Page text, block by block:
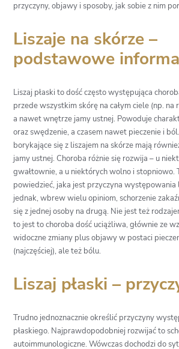
przyczyny, objawy i sposoby, jak sobie z nim
Liszaje na skórze –
podstawowe
Liszaj płaski to dość często występująca
przede wszystkim skórę na całym ciele (np. na
a nawet wnętrze jamy ustnej. Powoduje
oraz swędzenie, a czasem nawet pieczenie i
borykające się z liszajem na skórze mają
jamy ustnej. Choroba różnie się rozwija – u
gwałtownie, a u niektórych wolno i stopniowo.
powiedzieć, jaka jest przyczyna występowania
jednak, wbrew wielu opiniom, schorzenie
się z jednej osoby na drugą. Nie jest też
to jest to choroba dość uciążliwa, głównie ze
widoczne zmiany plus objawy w postaci
(najczęściej), ale też bólu.
Liszaj płaski –
Trudno jednoznacznie określić przyczyny
płaskiego. Najprawdopodobniej rozwijać to
autoimmunologiczne. Wówczas dochodzi do